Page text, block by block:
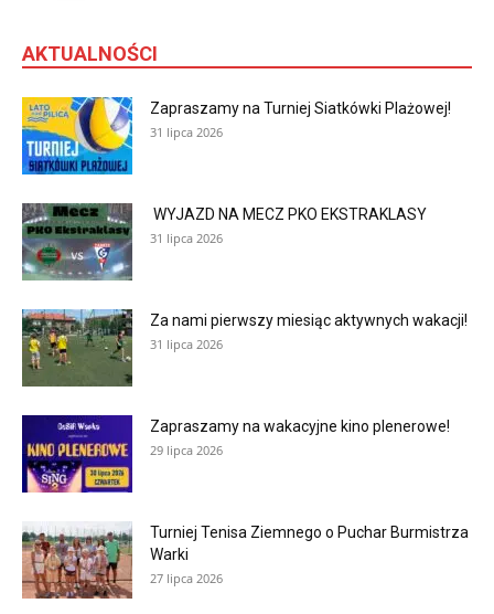
AKTUALNOŚCI
Zapraszamy na Turniej Siatkówki Plażowej!
31 lipca 2026
WYJAZD NA MECZ PKO EKSTRAKLASY
31 lipca 2026
Za nami pierwszy miesiąc aktywnych wakacji!
31 lipca 2026
Zapraszamy na wakacyjne kino plenerowe!
29 lipca 2026
Turniej Tenisa Ziemnego o Puchar Burmistrza
Warki
27 lipca 2026